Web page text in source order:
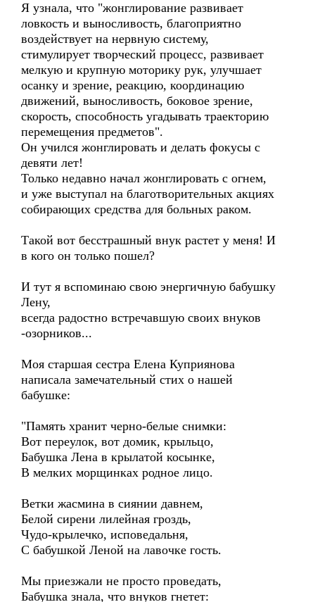
Я узнала, что "жонглирование развивает
ловкость и выносливость, благоприятно
воздействует на нервную систему,
стимулирует творческий процесс, развивает
мелкую и крупную моторику рук, улучшает
осанку и зрение, реакцию, координацию
движений, выносливость, боковое зрение,
скорость, способность угадывать траекторию
перемещения предметов".
Он учился жонглировать и делать фокусы с
девяти лет!
Только недавно начал жонглировать с огнем,
и уже выступал на благотворительных акциях
собирающих средства для больных раком.
Такой вот бесстрашный внук растет у меня! И
в кого он только пошел?
И тут я вспоминаю свою энергичную бабушку
Лену,
всегда радостно встречавшую своих внуков
-озорников...
Моя старшая сестра Елена Куприянова
написала замечательный стих о нашей
бабушке:
"Память хранит черно-белые снимки:
Вот переулок, вот домик, крыльцо,
Бабушка Лена в крылатой косынке,
В мелких морщинках родное лицо.
Ветки жасмина в сиянии давнем,
Белой сирени лилейная гроздь,
Чудо-крылечко, исповедальня,
С бабушкой Леной на лавочке гость.
Мы приезжали не просто проведать,
Бабушка знала, что внуков гнетет: